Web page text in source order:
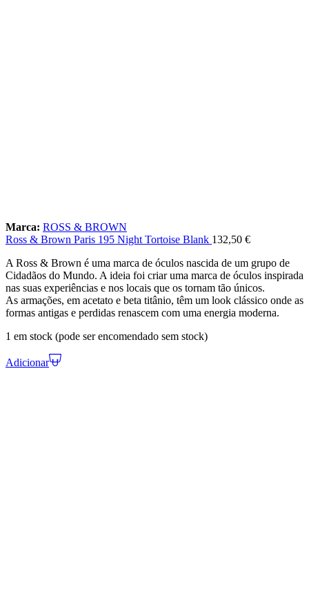
Marca: ROSS & BROWN
Ross & Brown Paris 195 Night Tortoise Blank 132,50 €
A Ross & Brown é uma marca de óculos nascida de um grupo de
Cidadãos do Mundo. A ideia foi criar uma marca de óculos inspirada
nas suas experiências e nos locais que os tornam tão únicos.
As armações, em acetato e beta titânio, têm um look clássico onde as
formas antigas e perdidas renascem com uma energia moderna.
1 em stock (pode ser encomendado sem stock)
Adicionar